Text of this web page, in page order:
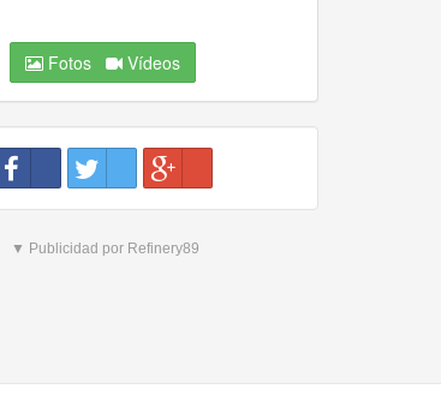
Fotos Vídeos
▼ Publicidad por Refinery89